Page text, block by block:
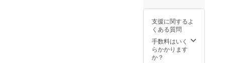
（2021
年12月
～2022
年4月
月2回程
度） ・
度） ・
2022年
2月オン
ライン
ミー
ただき
たい、
地球に
優しい
植木鉢
です。
に当た
り、月
日を重
ねるに
つれ
て、だ
り、そ
れを鉄
で媒染
する
と、色
が変化
漢
数字は
大字
（おお
じ）、
フォン
ト（単
１ヶ）※
配送時
に初期
不良が
あった
支援に関するよ
くある質問
手数料はいく
らかかります
か？